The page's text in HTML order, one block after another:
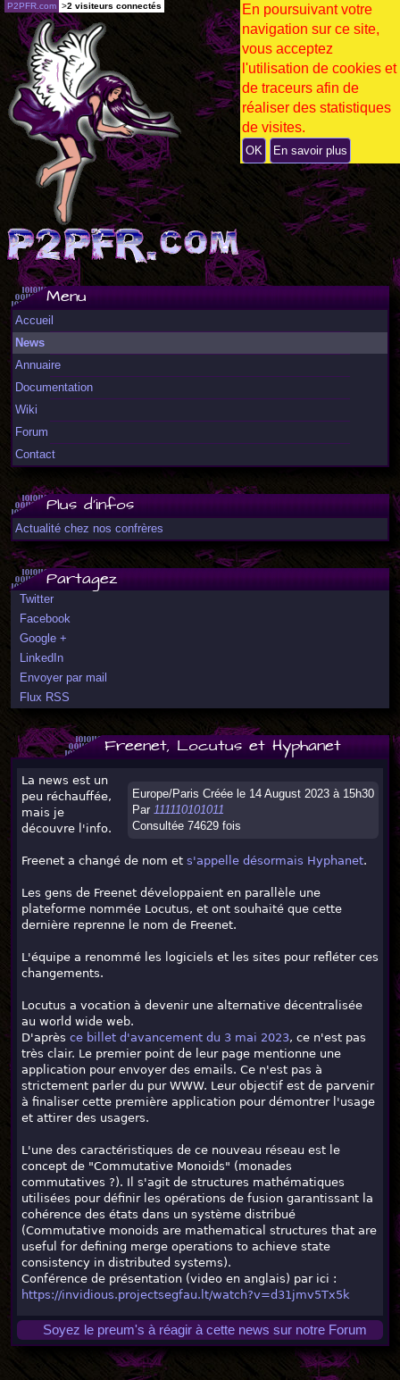
Menu
Accueil
News
Annuaire
Documentation
Wiki
Forum
Contact
Plus d'infos
Actualité chez nos confrères
Partagez
Twitter
Facebook
Google +
LinkedIn
Envoyer par mail
Flux RSS
Freenet, Locutus et Hyphanet
Europe/Paris Créée le 14 August 2023 à 15h30
Par 111110101011
Consultée 74629 fois
La news est un
peu réchauffée,
mais je
découvre l'info.
Freenet a changé de nom et s'appelle désormais Hyphanet.
Les gens de Freenet développaient en parallèle une
plateforme nommée Locutus, et ont souhaité que cette
dernière reprenne le nom de Freenet.
L'équipe a renommé les logiciels et les sites pour refléter ces
changements.
Locutus a vocation à devenir une alternative décentralisée
au world wide web.
D'après ce billet d'avancement du 3 mai 2023, ce n'est pas
très clair. Le premier point de leur page mentionne une
application pour envoyer des emails. Ce n'est pas à
strictement parler du pur WWW. Leur objectif est de parvenir
à finaliser cette première application pour démontrer l'usage
et attirer des usagers.
L'une des caractéristiques de ce nouveau réseau est le
concept de "Commutative Monoids" (monades
commutatives ?). Il s'agit de structures mathématiques
utilisées pour définir les opérations de fusion garantissant la
cohérence des états dans un système distribué
(Commutative monoids are mathematical structures that are
useful for defining merge operations to achieve state
consistency in distributed systems).
Conférence de présentation (video en anglais) par ici :
https://invidious.projectsegfau.lt/watch?v=d31jmv5Tx5k
Soyez le preum's à réagir à cette news sur notre Forum
P2PFR.com >2 visiteurs connectés
En poursuivant votre
navigation sur ce site,
vous acceptez
l'utilisation de cookies et
de traceurs afin de
réaliser des statistiques
de visites.
OK En savoir plus